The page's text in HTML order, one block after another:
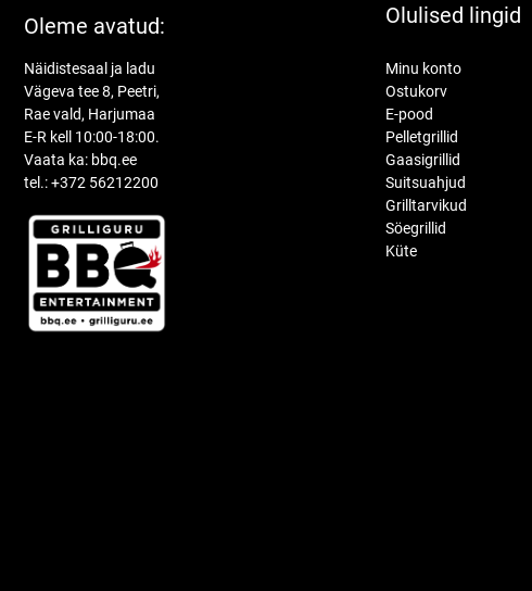
Oleme avatud:
Näidistesaal ja ladu
Vägeva tee 8, Peetri,
Rae vald, Harjumaa
E-R kell 10:00-18:00.
Vaata ka: bbq.ee
tel.: +372 56212200
Olulised lingid
Minu konto
Ostukorv
E-pood
Pelletgrillid
Gaasigrillid
Suitsuahjud
Grilltarvikud
Söegrillid
Küte